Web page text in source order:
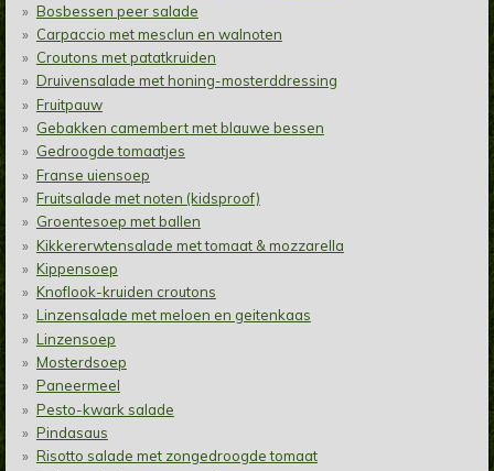
Bosbessen peer salade
Carpaccio met mesclun en walnoten
Croutons met patatkruiden
Druivensalade met honing-mosterddressing
Fruitpauw
Gebakken camembert met blauwe bessen
Gedroogde tomaatjes
Franse uiensoep
Fruitsalade met noten (kidsproof)
Groentesoep met ballen
Kikkererwtensalade met tomaat & mozzarella
Kippensoep
Knoflook-kruiden croutons
Linzensalade met meloen en geitenkaas
Linzensoep
Mosterdsoep
Paneermeel
Pesto-kwark salade
Pindasaus
Risotto salade met zongedroogde tomaat